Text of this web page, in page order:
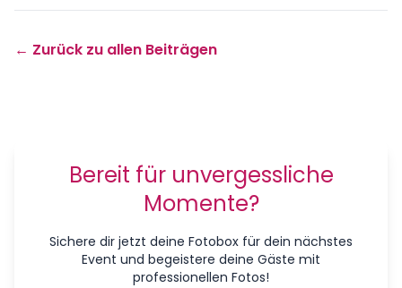
← Zurück zu allen Beiträgen
Bereit für unvergessliche
Momente?
Sichere dir jetzt deine Fotobox für dein nächstes
Event und begeistere deine Gäste mit
professionellen Fotos!